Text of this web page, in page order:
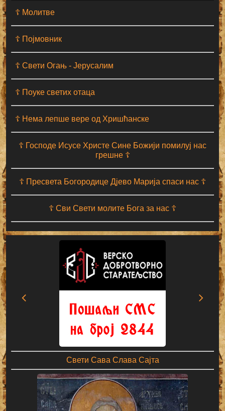
☦ Молитве
☦ Појмовник
☦ Свети Огањ - Јерусалим
☦ Поуке светих отаца
☦ Нема лепше вере од Хришћанске
☦ Господе Исусе Христе Сине Божији помилуј нас
грешне ☦
☦ Пресвета Богородице Дјево Марија спаси нас ☦
☦ Сви Свети молите Бога за нас ☦
Свети Сава Слава Сајта